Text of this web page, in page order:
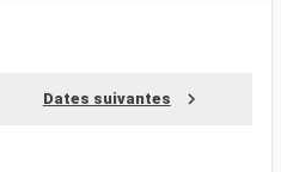
Dates suivantes